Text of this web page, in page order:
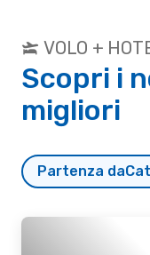
VOLO +
Scopri i
migliori
Partenza da